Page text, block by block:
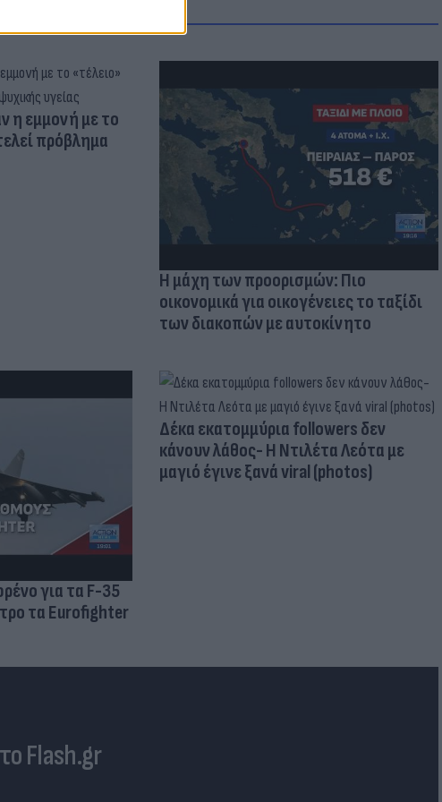
η εμμονή με το
πρόβλημα
Η μάχη των προορισμών: Πιο
οικονομικά για οικογένειες το ταξίδι
των διακοπών με αυτοκίνητο
για τα F-35
τα Eurofighter
Δέκα εκατομμύρια followers δεν
κάνουν λάθος- Η Ντιλέτα Λεότα με
μαγιό έγινε ξανά viral (photos)
Flash.gr